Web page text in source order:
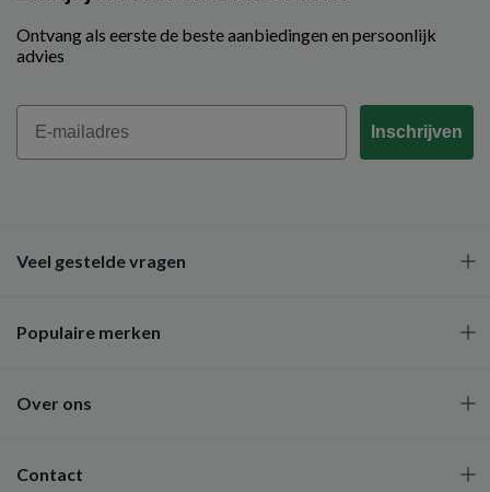
Ontvang als eerste de beste aanbiedingen en persoonlijk
advies
Email
Inschrijven
Veel gestelde vragen
Populaire merken
Over ons
Contact